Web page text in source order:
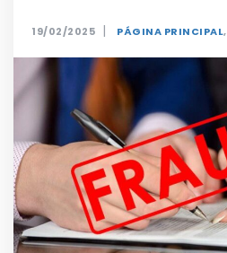
19/02/2025 | PÁGINA PRINCIPAL,